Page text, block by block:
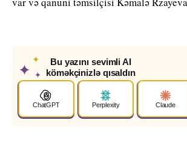
✦
✦
✦
Bu yazını sevimli AI
köməkçinizlə qısaldın
ChatGPT Perplexity Claude